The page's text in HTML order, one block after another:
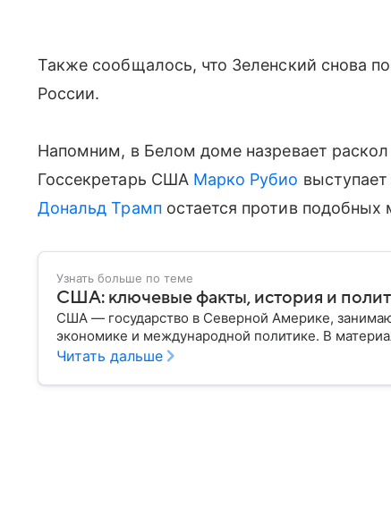
Также сообщалось, что Зеленский снова
России.
Напомним, в Белом доме назревает раскол
Госсекретарь США Марко Рубио
Дональд Трамп остается против подобных
Узнать больше по теме
США: ключевые факты, история и
США — государство в Северной Америке,
экономике и международной политике. В
Читать дальше